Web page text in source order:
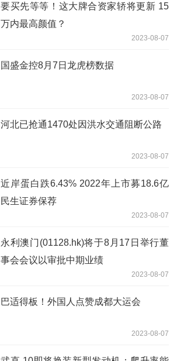
要买先等等！这大牌合资家轿将更新 15
万内最高颜值？
2023-08-07
国盛金控8月7日龙虎榜数据
2023-08-07
河北已抢通1470处因洪水交通阻断公路
2023-08-07
近岸蛋白跌6.43% 2022年上市募18.6亿
民生证券保荐
2023-08-07
永利澳门(01128.hk)将于8月17日举行董
事会会议以审批中期业绩
2023-08-07
巴适得板！外国人点赞成都大运会
2023-08-07